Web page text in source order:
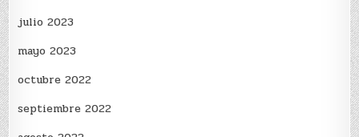
julio 2023
mayo 2023
octubre 2022
septiembre 2022